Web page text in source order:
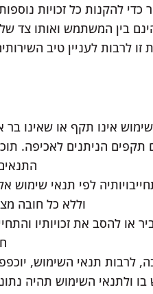
להקנות כל זכויות
בין המשתמש ואותו צד
לרבות לעניין טיב
אינו תקף או שאינו
תקפים הניתנים לאכיפה.
לפי תנאי
וללא כל חובה
להסב את זכויותיו
לרבות תנאי השימוש,
בו ולתנאי השימוש תהיה